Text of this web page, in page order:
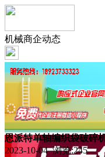
机械商企动态
恩派特单轴编织袋破碎
2023-10-04 浏览:245